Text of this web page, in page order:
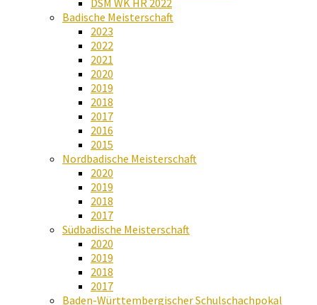
DSM WK HR 2022
Badische Meisterschaft
2023
2022
2021
2020
2019
2018
2017
2016
2015
Nordbadische Meisterschaft
2020
2019
2018
2017
Südbadische Meisterschaft
2020
2019
2018
2017
Baden-Württembergischer Schulschachpokal